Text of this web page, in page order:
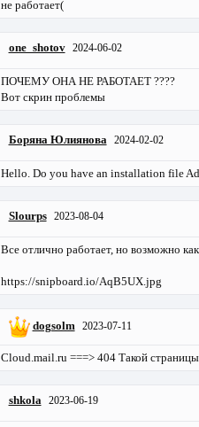
не работает(
one_shotov 2024-06-02
ПОЧЕМУ ОНА НЕ РАБОТАЕТ ????
Вот скрин проблемы
Боряна Юлиянова 2024-02-02
Hello. Do you have an installation file
Slourps 2023-08-04
Все отлично работает, но возможно
https://snipboard.io/AqB5UX.jpg
dogsolm 2023-07-11
Cloud.mail.ru ===> 404 Такой
shkola 2023-06-19